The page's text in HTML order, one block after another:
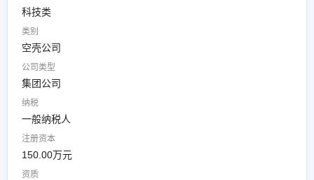
科技类
类别
空壳公司
公司类型
集团公司
纳税
一般纳税人
注册资本
150.00万元
资质